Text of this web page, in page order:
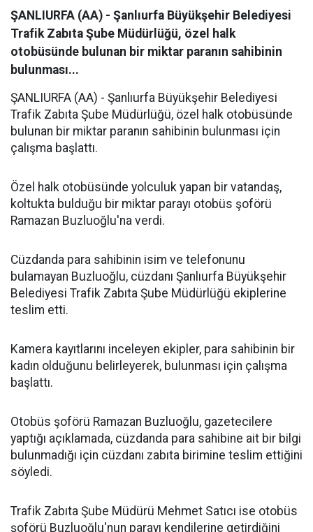
ŞANLIURFA (AA) - Şanlıurfa Büyükşehir Belediyesi
Trafik Zabıta Şube Müdürlüğü, özel halk
otobüsünde bulunan bir miktar paranın sahibinin
bulunması...
ŞANLIURFA (AA) - Şanlıurfa Büyükşehir Belediyesi
Trafik Zabıta Şube Müdürlüğü, özel halk otobüsünde
bulunan bir miktar paranın sahibinin bulunması için
çalışma başlattı.
Özel halk otobüsünde yolculuk yapan bir vatandaş,
koltukta bulduğu bir miktar parayı otobüs şoförü
Ramazan Buzluoğlu'na verdi.
Cüzdanda para sahibinin isim ve telefonunu
bulamayan Buzluoğlu, cüzdanı Şanlıurfa Büyükşehir
Belediyesi Trafik Zabıta Şube Müdürlüğü ekiplerine
teslim etti.
Kamera kayıtlarını inceleyen ekipler, para sahibinin bir
kadın olduğunu belirleyerek, bulunması için çalışma
başlattı.
Otobüs şoförü Ramazan Buzluoğlu, gazetecilere
yaptığı açıklamada, cüzdanda para sahibine ait bir bilgi
bulunmadığı için cüzdanı zabıta birimine teslim ettiğini
söyledi.
Trafik Zabıta Şube Müdürü Mehmet Satıcı ise otobüs
şoförü Buzluoğlu'nun parayı kendilerine getirdiğini